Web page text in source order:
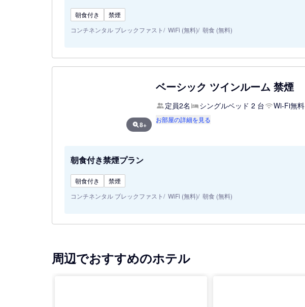
朝食付き
禁煙
コンチネンタル ブレックファスト
WiFi (無料) 朝食 (無料)
8+
ベーシック ツインルーム 禁煙
定員2名 シングルベッド 2 台 Wi-Fi無料
お部屋の詳細を見る
朝食付き禁煙プラン
朝食付き
禁煙
コンチネンタル ブレックファスト
WiFi (無料) 朝食 (無料)
周辺でおすすめのホテル